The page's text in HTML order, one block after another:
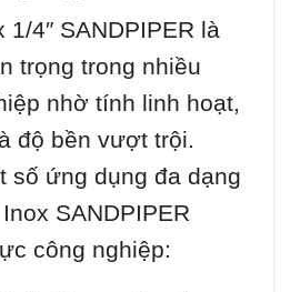
4″ SANDPIPER là
trọng trong nhiều
nhờ tính linh hoạt,
độ bền vượt trội.
số ứng dụng đa dạng
SANDPIPER
công nghiệp: